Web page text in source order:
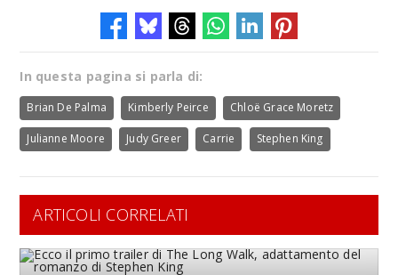
In questa pagina si parla di:
Brian De Palma Kimberly Peirce Chloë Grace Moretz
Julianne Moore Judy Greer Carrie Stephen King
ARTICOLI CORRELATI